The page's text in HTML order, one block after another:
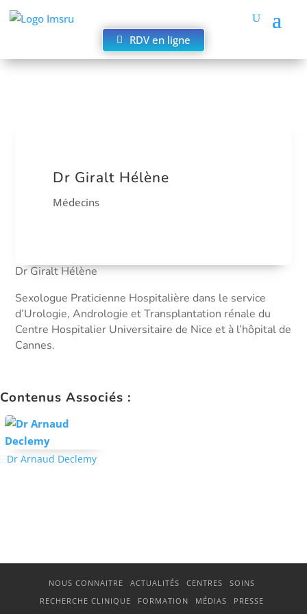
RDV en ligne
Dr Giralt Hélène
Médecins
Dr Giralt Hélène
Sexologue Praticienne Hospitalière dans le service
d’Urologie, Andrologie et Transplantation rénale du
Centre Hospitalier Universitaire de Nice et à l’hôpital de
Cannes.
Contenus Associés :
Dr Arnaud Declemy
NOUS CONNAITRE ACTUALITÉS CENTRES
SOINS
RECHERCHE CLINIQUE
FORMATION MÉDIAS PRESSE